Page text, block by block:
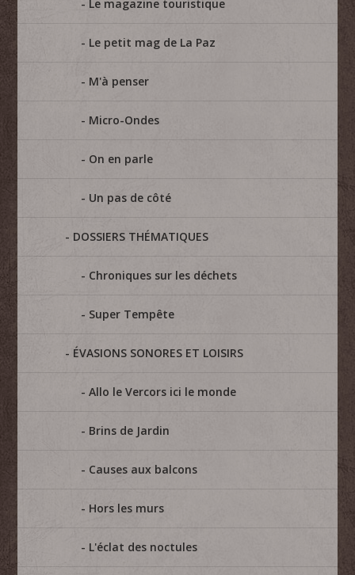
Le magazine touristique
Le petit mag de La Paz
M'à penser
Micro-Ondes
On en parle
Un pas de côté
DOSSIERS THÉMATIQUES
Chroniques sur les déchets
Super Tempête
ÉVASIONS SONORES ET LOISIRS
Allo le Vercors ici le monde
Brins de Jardin
Causes aux balcons
Hors les murs
L'éclat des noctules